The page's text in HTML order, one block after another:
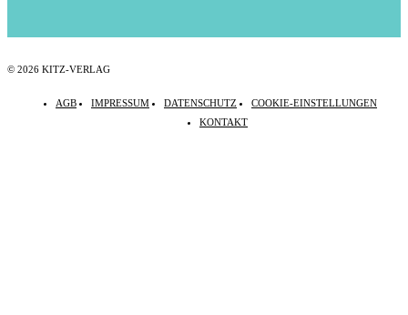
© 2026 KITZ-VERLAG
AGB IMPRESSUM DATENSCHUTZ
COOKIE-EINSTELLUNGEN
KONTAKT